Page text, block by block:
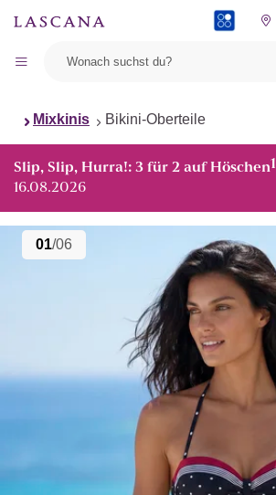
Mixkinis Bikini-Oberteile
Slip, Slip, Hurra!: 3 für 2 auf Höschen1
16.08.2026
01/06